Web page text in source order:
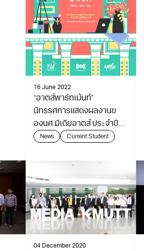
16 June 2022
“อาตส์พาร์ทเม้นท์”
นิทรรศการแสดงผลงานข
องนศ.มีเดียอาตส์ ประจำปี
2564
News Current Student
04 December 2020